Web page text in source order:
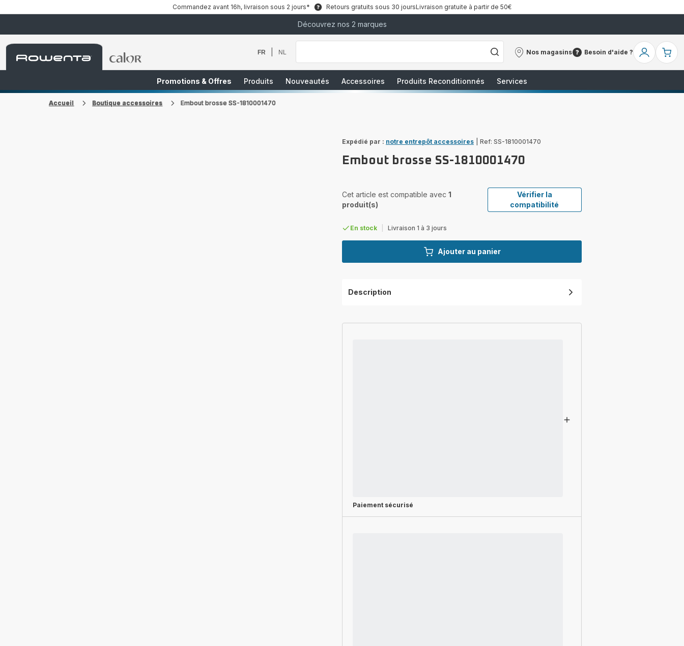
Commandez avant 16h, livraison sous 2 jours* Retours gratuits sous 30 joursLivraison gratuite à partir de 50€
Découvrez nos 2 marques
Accueil
Rowenta
Accueil
FR NL
Que
recherchez-
Nos magasins
Nos
Besoin d'aide ?
Besoin
Mon
Promotions & Offres
Produits Nouveautés Accessoires Produits Reconditionnés Services
Accueil Boutique accessoires Embout brosse SS-1810001470
Expédié par : notre entrepôt accessoires Ref: SS-1810001470
Embout brosse SS-1810001470
Cet article est compatible avec 1
produit(s)
Vérifier la
compatibilité
En stock Livraison 1 à 3 jours
Ajouter au panier
Description
Paiement sécurisé